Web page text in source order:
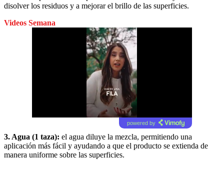
disolver los residuos y a mejorar el brillo de las superficies.
Videos Semana
powered by
3. Agua (1 taza): el agua diluye la mezcla, permitiendo una
aplicación más fácil y ayudando a que el producto se extienda de
manera uniforme sobre las superficies.